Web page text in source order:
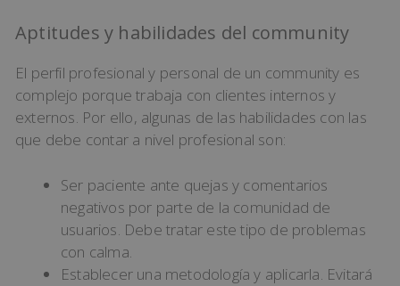
Aptitudes y habilidades del community
El perfil profesional y personal de un community es
complejo porque trabaja con clientes internos y
externos. Por ello, algunas de las habilidades con las
que debe contar a nivel profesional son:
Ser paciente ante quejas y comentarios
negativos por parte de la comunidad de
usuarios. Debe tratar este tipo de problemas
con calma.
Establecer una metodología y aplicarla. Evitará